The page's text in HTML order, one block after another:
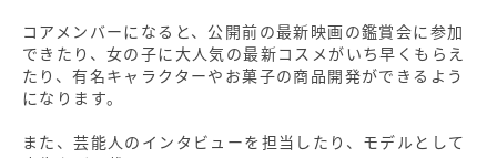
コアメンバーになると、公開前の最新映画の鑑賞会に参加
できたり、女の子に大人気の最新コスメがいち早くもらえ
たり、有名キャラクターやお菓子の商品開発ができるよう
になります。
また、芸能人のインタビューを担当したり、モデルとして